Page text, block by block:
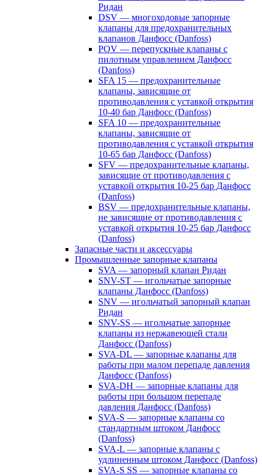
Ридан
DSV — многоходовые запорные
клапаны для предохранительных
клапанов Данфосс (Danfoss)
POV — перепускные клапаны с
пилотным управлением Данфосс
(Danfoss)
SFA 15 — предохранительные
клапаны, зависящие от
противодавления с уставкой открытия
10-40 бар Данфосс (Danfoss)
SFA 10 — предохранительные
клапаны, зависящие от
противодавления с уставкой открытия
10-65 бар Данфосс (Danfoss)
SFV — предохранительные клапаны,
зависящие от противодавления с
уставкой открытия 10-25 бар Данфосс
(Danfoss)
BSV — предохранительные клапаны,
не зависящие от противодавления с
уставкой открытия 10-25 бар Данфосс
(Danfoss)
Запасные части и аксессуары
Промышленные запорные клапаны
SVA — запорный клапан Ридан
SNV-ST — игольчатые запорные
клапаны Данфосс (Danfoss)
SNV — игольчатый запорный клапан
Ридан
SNV-SS — игольчатые запорные
клапаны из нержавеющей стали
Данфосс (Danfoss)
SVA-DL — запорные клапаны для
работы при малом перепаде давления
Данфосс (Danfoss)
SVA-DH — запорные клапаны для
работы при большом перепаде
давления Данфосс (Danfoss)
SVA-S — запорные клапаны со
стандартным штоком Данфосс
(Danfoss)
SVA-L — запорные клапаны с
удлиненным штоком Данфосс (Danfoss)
SVA-S SS — запорные клапаны со